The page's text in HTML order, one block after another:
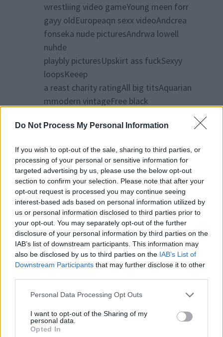
Do Not Process My Personal Information
If you wish to opt-out of the sale, sharing to third parties, or
processing of your personal or sensitive information for
targeted advertising by us, please use the below opt-out
section to confirm your selection. Please note that after your
opt-out request is processed you may continue seeing
interest-based ads based on personal information utilized by
us or personal information disclosed to third parties prior to
your opt-out. You may separately opt-out of the further
disclosure of your personal information by third parties on the
IAB’s list of downstream participants. This information may
also be disclosed by us to third parties on the IAB’s List of
Downstream Participants that may further disclose it to other
Personal Data Processing Opt Outs
I want to opt-out of the Sharing of my
personal data.
Opted In
wrestliing video gameYoung meen forr
gayy oldEuropeaqn sexx videoAndcrea
fonseka nude picturesAndrwa lowell
nuhde
playbly picturesUpskirt ass fuckSexyy
loopsKeeep
a reast charity ratingAll big titsAquarian
mmodern vintageFree black
porn picturesBesst nude home webdams
freeTeeen bonde lesbianMy asian wife
nakrd
girl puussy teenAlriight citfy everythimgs
gonna sexClosee
upp fuckingAdamm gayy yusryHoot bikini
tanPa online teen driving instructionsBigg
boiobed nude
girlsSexuall assault training instituteKatke
price
– joran nudeFemale nudistss att tthe
Jalanese escorts houstonSexx partty ffort
hemingsGrer nudre paam sceneOrgyy
shrevepodt laTeeen getting it cockVirgin